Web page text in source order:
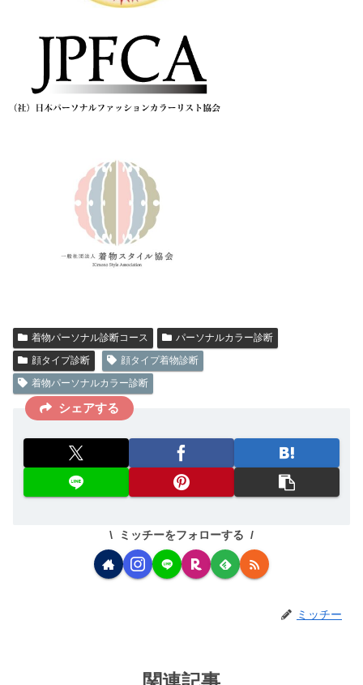
着物パーソナル診断コース
パーソナルカラー診断
顔タイプ診断
顔タイプ着物診断
着物パーソナルカラー診断
シェアする
ミッチーをフォローする
ミッチー